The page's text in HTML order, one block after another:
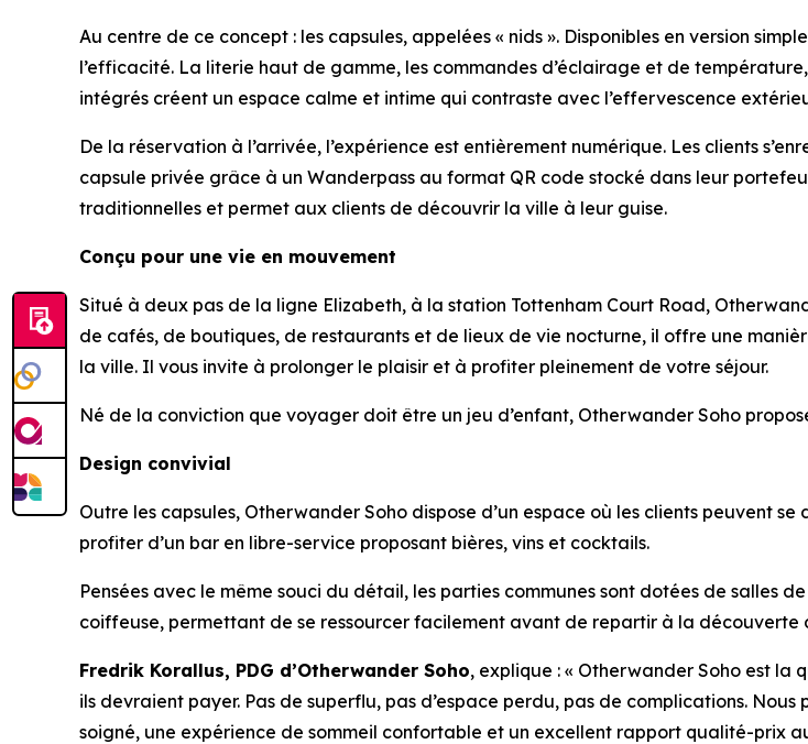
Au centre de ce concept : les capsules, appelées « nids ». Disponibles en version
l’efficacité. La literie haut de gamme, les commandes d’éclairage et de
intégrés créent un espace calme et intime qui contraste avec l’effervescence
De la réservation à l’arrivée, l’expérience est entièrement numérique. Les clients
capsule privée grâce à un Wanderpass au format QR code stocké dans leur
traditionnelles et permet aux clients de découvrir la ville à leur guise.
Conçu pour une vie en mouvement
Situé à deux pas de la ligne Elizabeth, à la station Tottenham Court Road,
de cafés, de boutiques, de restaurants et de lieux de vie nocturne, il offre une
la ville. Il vous invite à prolonger le plaisir et à profiter pleinement de votre séjour.
Né de la conviction que voyager doit être un jeu d’enfant, Otherwander Soho
Design convivial
Outre les capsules, Otherwander Soho dispose d’un espace où les clients peuvent
profiter d’un bar en libre-service proposant bières, vins et cocktails.
Pensées avec le même souci du détail, les parties communes sont dotées de salles
coiffeuse, permettant de se ressourcer facilement avant de repartir à la découverte
Fredrik Korallus, PDG d’Otherwander Soho, explique : « Otherwander Soho est la
ils devraient payer. Pas de superflu, pas d’espace perdu, pas de complications.
soigné, une expérience de sommeil confortable et un excellent rapport qualité-prix